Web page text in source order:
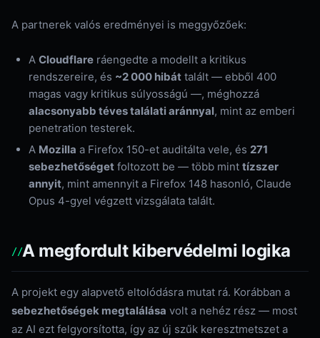
A partnerek valós eredményei is meggyőzőek:
A Cloudflare ráengedte a modellt a kritikus
rendszereire, és ~2 000 hibát talált — ebből 400
magas vagy kritikus súlyosságú —, méghozzá
alacsonyabb téves találati aránnyal, mint az emberi
penetration testerek.
A Mozilla a Firefox 150-et auditálta vele, és 271
sebezhetőséget foltozott be — több mint tízszer
annyit, mint amennyit a Firefox 148 hasonló, Claude
Opus 4-gyel végzett vizsgálata talált.
A megfordult kibervédelmi logika
A projekt egy alapvető eltolódásra mutat rá. Korábban a
sebezhetőségek megtalálása volt a nehéz rész — most
az AI ezt felgyorsította, így az új szűk keresztmetszet a